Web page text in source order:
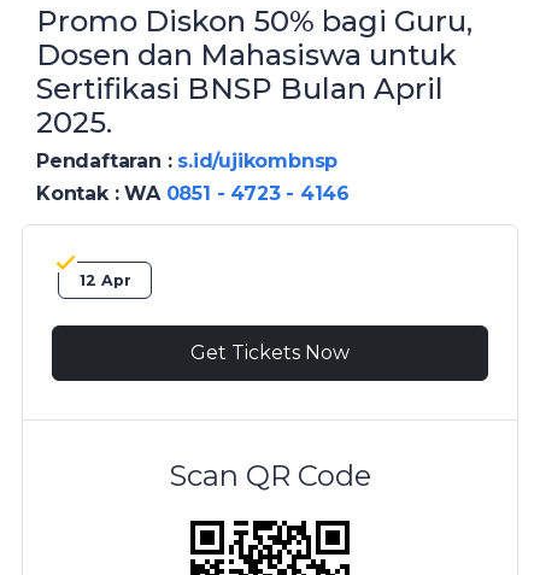
Promo Diskon 50% bagi Guru,
Dosen dan Mahasiswa untuk
Sertifikasi BNSP Bulan April
2025.
Pendaftaran : s.id/ujikombnsp
Kontak : WA 0851 - 4723 - 4146
12 Apr
Get Tickets Now
Scan QR Code